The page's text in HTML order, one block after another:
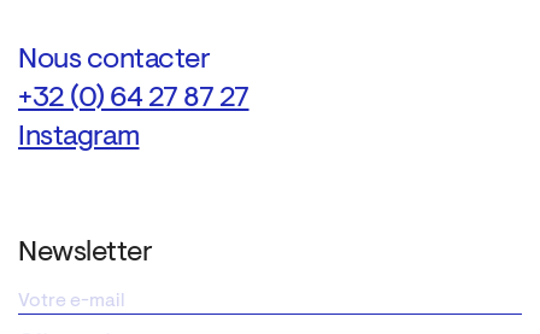
Nous contacter
+32 (0) 64 27 87 27
Instagram
Newsletter